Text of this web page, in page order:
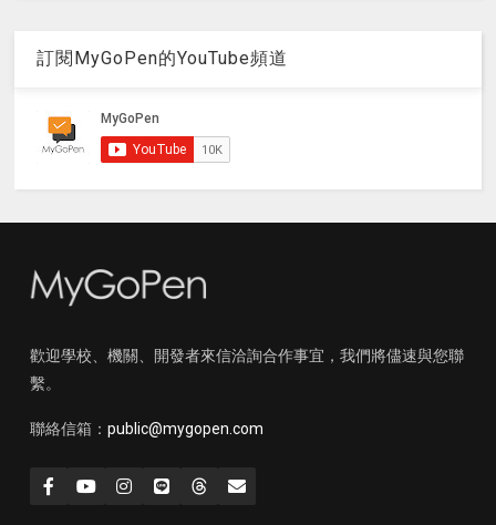
訂閱MyGoPen的YouTube頻道
歡迎學校、機關、開發者來信洽詢合作事宜，我們將儘速與您聯
繫。
聯絡信箱： public@mygopen.com